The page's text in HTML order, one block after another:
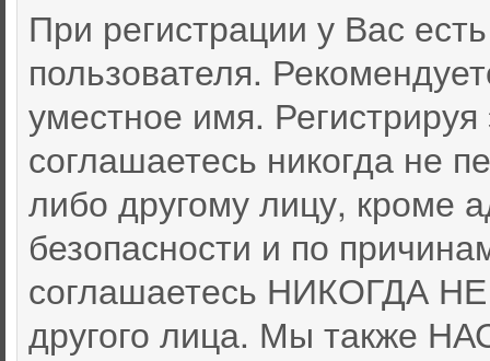
При регистрации у Вас
пользователя.
уместное имя.
соглашаетесь никогда не
либо другому лицу, кроме
безопасности и по
соглашаетесь НИКОГДА НЕ
другого лица. Мы также